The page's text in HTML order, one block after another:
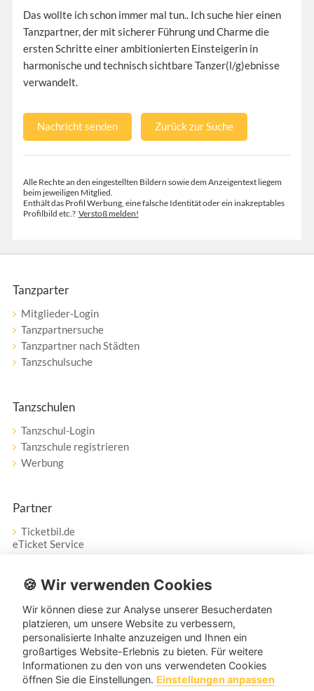
Das wollte ich schon immer mal tun.. Ich suche hier einen
Tanzpartner, der mit sicherer Führung und Charme die
ersten Schritte einer ambitionierten Einsteigerin in
harmonische und technisch sichtbare Tanzer(l/g)ebnisse
verwandelt.
Nachricht senden Zurück zur Suche
Alle Rechte an den eingestellten Bildern sowie dem Anzeigentext liegem
beim jeweiligen Mitglied.
Enthält das Profil Werbung, eine falsche Identität oder ein inakzeptables
Profilbild etc.? Verstoß melden!
Tanzparter
Mitglieder-Login
Tanzpartnersuche
Tanzpartner nach Städten
Tanzschulsuche
Tanzschulen
Tanzschul-Login
Tanzschule registrieren
Werbung
Partner
Ticketbil.de
eTicket Service
Vertrag widerrufen
Service
Unser Tanzpartner-Service hilft Ihnen bei Fragen und
Anregungen gerne weiter!
🍪 Wir verwenden Cookies
Wir können diese zur Analyse unserer Besucherdaten
platzieren, um unsere Website zu verbessern,
personalisierte Inhalte anzuzeigen und Ihnen ein
großartiges Website-Erlebnis zu bieten. Für weitere
Informationen zu den von uns verwendeten Cookies
öffnen Sie die Einstellungen. Einstellungen anpassen